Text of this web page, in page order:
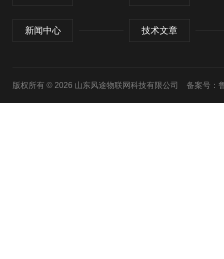
新闻中心 技术文章
版权所有 © 2026 山东风途物联网科技有限公司 备案号：